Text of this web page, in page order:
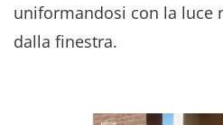
uniformandosi con la luce
dalla finestra.